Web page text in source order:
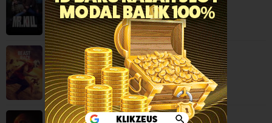
Beast Race (2026)
Action,Movies,Science Fiction,Thriller,Brazil
Big Baby (2025)